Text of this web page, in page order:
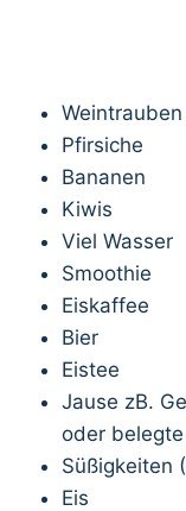
Weintrauben
Pfirsiche
Bananen
Kiwis
Viel Wasser
Smoothie
Eiskaffee
Bier
Eistee
Jause zB.
oder
Süßigkeiten
Eis